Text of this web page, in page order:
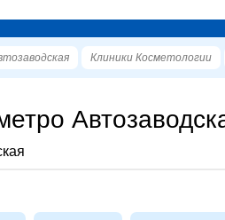
Клиники Косметологии